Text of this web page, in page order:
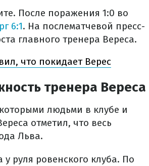
После поражения 1:0 во
6:1. На послематчевой пресс-
главного тренера Вереса.
что покидает Верес
тренера Вереса
людьми в клубе и
отметил, что весь
Льва.
руля ровенского клуба. По